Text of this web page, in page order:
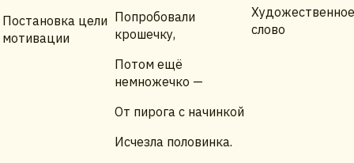
Постановка цели
мотивации
Попробовали
крошечку,
Потом ещё
немножечко —
От пирога с начинкой
Исчезла половинка.
Художественное
слово